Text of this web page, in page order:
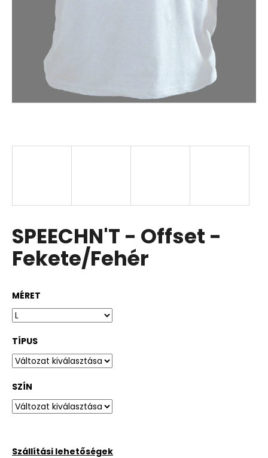
SPEECHN'T - Offset -
Fekete/Fehér
MÉRET
TÍPUS
SZÍN
Szállítási lehetőségek